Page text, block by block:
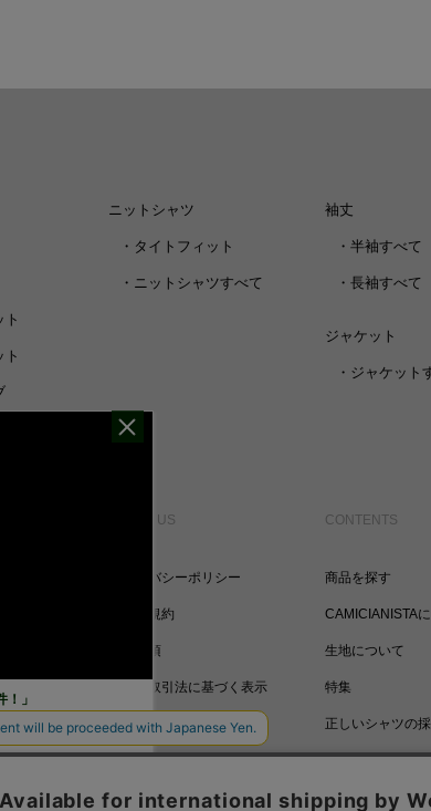
ト
ト
ニットシャツ
・ タイトフィット
・ ニットシャツすべて
袖丈
・ 半袖すべて
・ 長袖すべて
ジャケット
・ ジャケット
ABOUT US
プライバシーポリシー
ご利用規約
免責事項
特定商取引法に基づく表示
CONTENTS
商品を探す
CAMICIANISTA
生地について
特集
正しいシャツの
」